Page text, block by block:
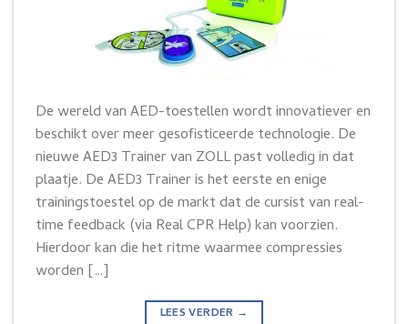
De wereld van AED-toestellen wordt innovatiever en
beschikt over meer gesofisticeerde technologie. De
nieuwe AED3 Trainer van ZOLL past volledig in dat
plaatje. De AED3 Trainer is het eerste en enige
trainingstoestel op de markt dat de cursist van real-
time feedback (via Real CPR Help) kan voorzien.
Hierdoor kan die het ritme waarmee compressies
worden […]
LEES VERDER →